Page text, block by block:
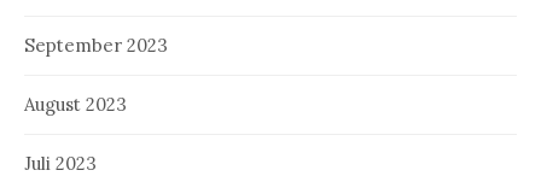
September 2023
August 2023
Juli 2023